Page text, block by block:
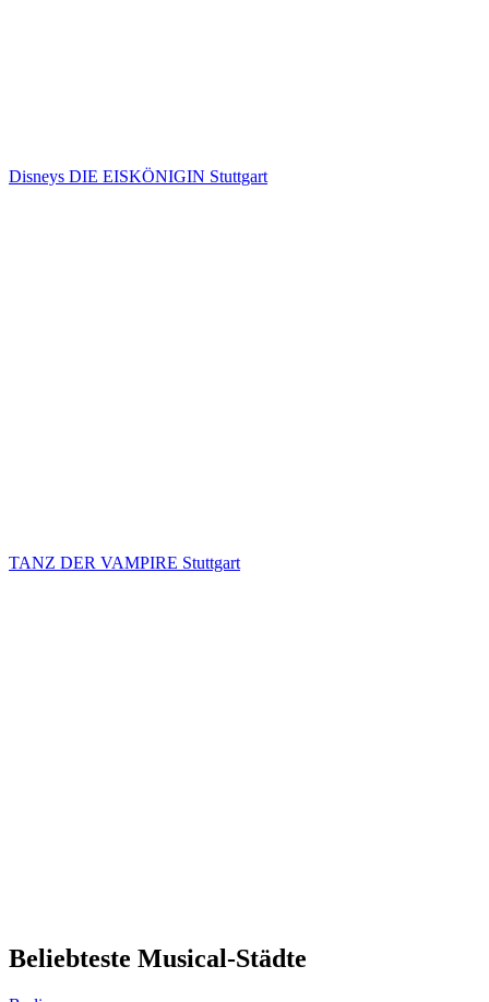
Disneys DIE EISKÖNIGIN Stuttgart
TANZ DER VAMPIRE Stuttgart
Beliebteste Musical-Städte